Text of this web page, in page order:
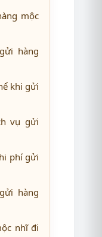
mộc
hàng
khi gửi
vụ gửi
phí gửi
hàng
nhĩ đi